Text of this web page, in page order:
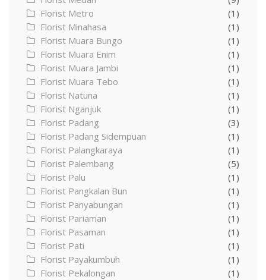
Florist Metro
(1)
Florist Minahasa
(1)
Florist Muara Bungo
(1)
Florist Muara Enim
(1)
Florist Muara Jambi
(1)
Florist Muara Tebo
(1)
Florist Natuna
(1)
Florist Nganjuk
(1)
Florist Padang
(3)
Florist Padang Sidempuan
(1)
Florist Palangkaraya
(1)
Florist Palembang
(5)
Florist Palu
(1)
Florist Pangkalan Bun
(1)
Florist Panyabungan
(1)
Florist Pariaman
(1)
Florist Pasaman
(1)
Florist Pati
(1)
Florist Payakumbuh
(1)
Florist Pekalongan
(1)